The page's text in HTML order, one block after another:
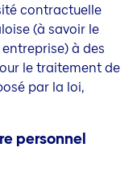
contractuelle
(à savoir le
à des
le traitement de
par la loi,
personnel